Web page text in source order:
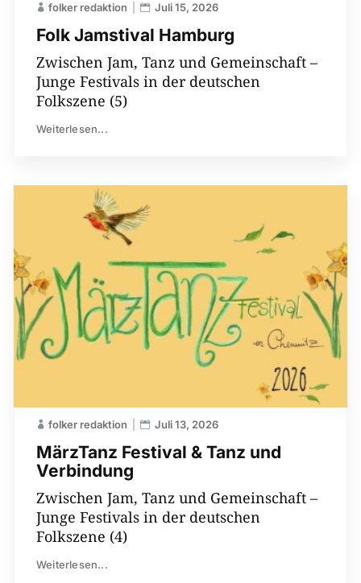
Folk Jamstival Hamburg
folker redaktion Juli 15, 2026
Zwischen Jam, Tanz und Gemeinschaft –
Junge Festivals in der deutschen
Folkszene (5)
Weiterlesen...
MärzTanz Festival & Tanz und
Verbindung
folker redaktion Juli 13, 2026
Zwischen Jam, Tanz und Gemeinschaft –
Junge Festivals in der deutschen
Folkszene (4)
Weiterlesen...